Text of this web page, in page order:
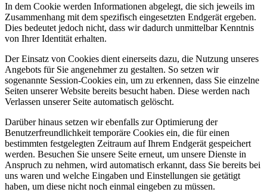
In dem Cookie werden Informationen abgelegt, die sich jeweils im
Zusammenhang mit dem spezifisch eingesetzten Endgerät ergeben.
Dies bedeutet jedoch nicht, dass wir dadurch unmittelbar Kenntnis
von Ihrer Identität erhalten.
Der Einsatz von Cookies dient einerseits dazu, die Nutzung unseres
Angebots für Sie angenehmer zu gestalten. So setzen wir
sogenannte Session-Cookies ein, um zu erkennen, dass Sie einzelne
Seiten unserer Website bereits besucht haben. Diese werden nach
Verlassen unserer Seite automatisch gelöscht.
Darüber hinaus setzen wir ebenfalls zur Optimierung der
Benutzerfreundlichkeit temporäre Cookies ein, die für einen
bestimmten festgelegten Zeitraum auf Ihrem Endgerät gespeichert
werden. Besuchen Sie unsere Seite erneut, um unsere Dienste in
Anspruch zu nehmen, wird automatisch erkannt, dass Sie bereits bei
uns waren und welche Eingaben und Einstellungen sie getätigt
haben, um diese nicht noch einmal eingeben zu müssen.